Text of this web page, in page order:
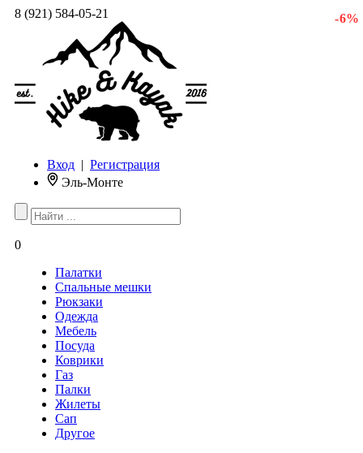
8 (921) 584-05-21
Вход | Регистрация
Эль-Монте
0
Палатки
Спальные мешки
Рюкзаки
Одежда
Мебель
Посуда
Коврики
Газ
Палки
Жилеты
Сап
Другое
- 6 %